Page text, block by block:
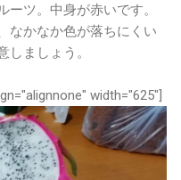
ツ。中身が赤いです。
なかなか色が落ちにくい
ましょう。
width="625"]